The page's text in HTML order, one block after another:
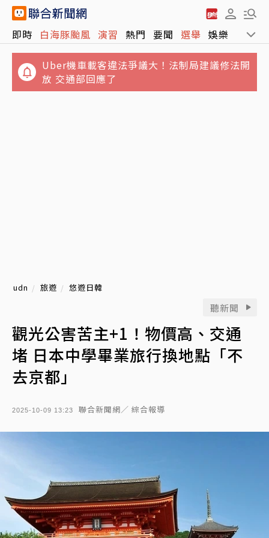
即時 白海豚颱風 演習 熱門 要聞 選舉 娛樂 運動
Uber機車載客違法爭議大！法制局建議修法開
放 交通部回應了
udn 旅遊 悠遊日韓
聽新聞
觀光公害苦主+1！物價高、交通
堵 日本中學畢業旅行換地點「不
去京都」
2025-10-09 13:23 聯合新聞網／ 綜合報導